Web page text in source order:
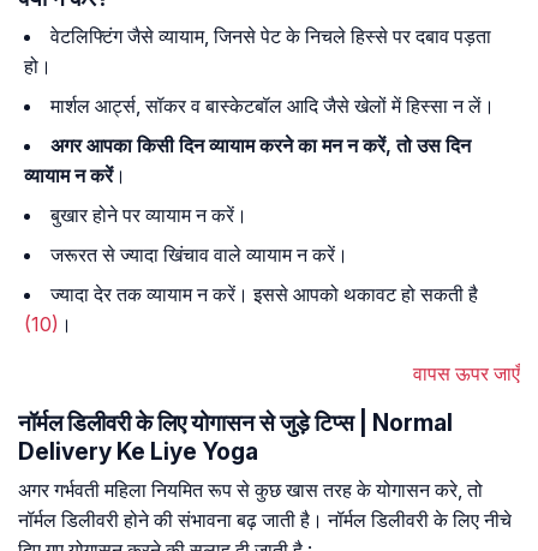
वेटलिफ्टिंग जैसे व्यायाम, जिनसे पेट के निचले हिस्से पर दबाव पड़ता
हो।
मार्शल आर्ट्स, सॉकर व बास्केटबॉल आदि जैसे खेलों में हिस्सा न लें।
अगर आपका किसी दिन व्यायाम करने का मन न करें, तो उस दिन
व्यायाम न करें।
बुखार होने पर व्यायाम न करें।
जरूरत से ज्यादा खिंचाव वाले व्यायाम न करें।
ज्यादा देर तक व्यायाम न करें। इससे आपको थकावट हो सकती है
(10) ।
वापस ऊपर जाएँ
नॉर्मल डिलीवरी के लिए योगासन से जुड़े टिप्स | Normal
Delivery Ke Liye Yoga
अगर गर्भवती महिला नियमित रूप से कुछ खास तरह के योगासन करे, तो
नॉर्मल डिलीवरी होने की संभावना बढ़ जाती है। नॉर्मल डिलीवरी के लिए नीचे